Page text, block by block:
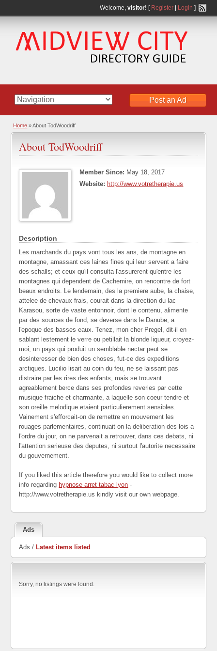
Welcome, visitor! [ Register| Login ]
Post an Ad
Home »About TodWoodriff
About TodWoodriff
Member Since: May 18, 2017
Website: http://www.votretherapie.us
Description
Les marchands du pays vont tous les ans, de montagne en
montagne, amassant ces laines fines qui leur servent a faire
des schalls; et ceux qu'il consulta l'assurerent qu'entre les
montagnes qui dependent de Cachemire, on rencontre de fort
beaux endroits. Le lendemain, des la premiere aube, la chaise,
attelee de chevaux frais, courait dans la direction du lac
Karasou, sorte de vaste entonnoir, dont le contenu, alimente
par des sources de fond, se deverse dans le Danube, a
l'epoque des basses eaux. Tenez, mon cher Pregel, dit-il en
sablant lestement le verre ou petillait la blonde liqueur, croyez-
moi, un pays qui produit un semblable nectar peut se
desinteresser de bien des choses, fut-ce des expeditions
arctiques. Lucilio lisait au coin du feu, ne se laissant pas
distraire par les rires des enfants, mais se trouvant
agreablement berce dans ses profondes reveries par cette
musique fraiche et charmante, a laquelle son coeur tendre et
son oreille melodique etaient particulierement sensibles.
Vainement s'efforcait-on de remettre en mouvement les
rouages parlementaires, continuait-on la deliberation des lois a
l'ordre du jour, on ne parvenait a retrouver, dans ces debats, ni
l'attention serieuse des deputes, ni surtout l'autorite necessaire
du gouvernement.
If you liked this article therefore you would like to collect more
info regarding hypnose arret tabac lyon -
http://www.votretherapie.us kindly visit our own webpage.
Ads
Ads / Latest items listed
Sorry, no listings were found.